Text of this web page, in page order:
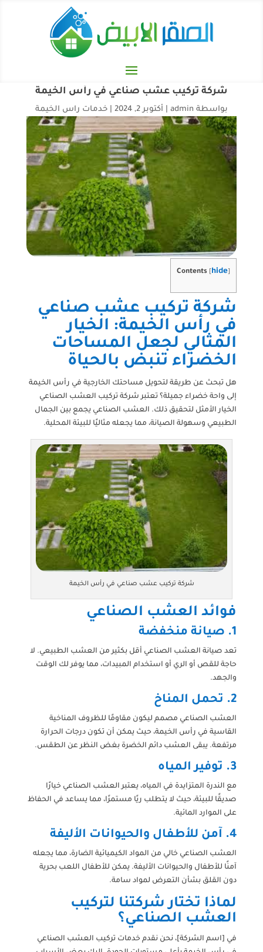
شركة تركيب عشب صناعي في رأس الخيمة
بواسطة admin أكتوبر 2, 2024 خدمات راس الخيمة
Contents hide
شركة تركيب عشب صناعي
في رأس الخيمة: الخيار
المثالي لجعل المساحات
الخضراء تنبض بالحياة
هل تبحث عن طريقة لتحويل مساحتك الخارجية في رأس الخيمة
إلى واحة خضراء جميلة؟ تعتبر شركة تركيب العشب الصناعي
الخيار الأمثل لتحقيق ذلك. العشب الصناعي يجمع بين الجمال
الطبيعي وسهولة الصيانة، مما يجعله مثاليًا للبيئة المحلية.
شركة تركيب عشب صناعي في رأس الخيمة
فوائد العشب الصناعي
1. صيانة منخفضة
تعد صيانة العشب الصناعي أقل بكثير من العشب الطبيعي. لا
حاجة للقص أو الري أو استخدام المبيدات، مما يوفر لك الوقت
والجهد.
2. تحمل المناخ
العشب الصناعي مصمم ليكون مقاومًا للظروف المناخية
القاسية في رأس الخيمة، حيث يمكن أن تكون درجات الحرارة
مرتفعة. يبقى العشب دائم الخضرة بغض النظر عن الطقس.
3. توفير المياه
مع الندرة المتزايدة في المياه، يعتبر العشب الصناعي خيارًا
صديقًا للبيئة، حيث لا يتطلب ريًا مستمرًا، مما يساعد في الحفاظ
على الموارد المائية.
4. آمن للأطفال والحيوانات الأليفة
العشب الصناعي خالي من المواد الكيميائية الضارة، مما يجعله
آمنًا للأطفال والحيوانات الأليفة. يمكن للأطفال اللعب بحرية
دون القلق بشأن التعرض لمواد سامة.
لماذا تختار شركتنا لتركيب
العشب الصناعي؟
في [اسم الشركة]، نحن نقدم خدمات تركيب العشب الصناعي